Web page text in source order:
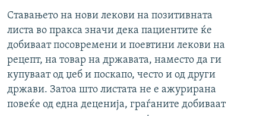
Ставањето на нови лекови на позитивната
листа во пракса значи дека пациентите ќе
добиваат посовремени и поевтини лекови на
рецепт, на товар на државата, наместо да ги
купуваат од џеб и поскапо, често и од други
држави. Затоа што листата не е ажурирана
повеќе од една деценија, граѓаните добиваат